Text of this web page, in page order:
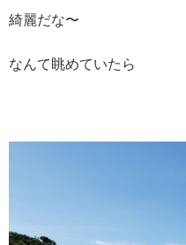
綺麗だな〜
なんて眺めていたら